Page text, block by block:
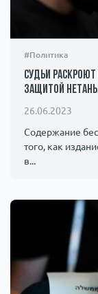
#Политика
Судьи раскроют
защитой
26.06.2023
Содержание
того, как
в...